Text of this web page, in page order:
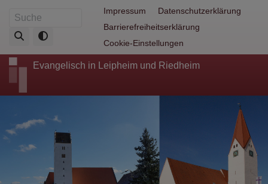
zum
Inhalt
Suche Fußbereichsmenü
Impressum
Datenschutzerklärung
Barrierefreiheitserklärung
Cookie-Einstellungen
Evangelisch in Leipheim und Riedheim